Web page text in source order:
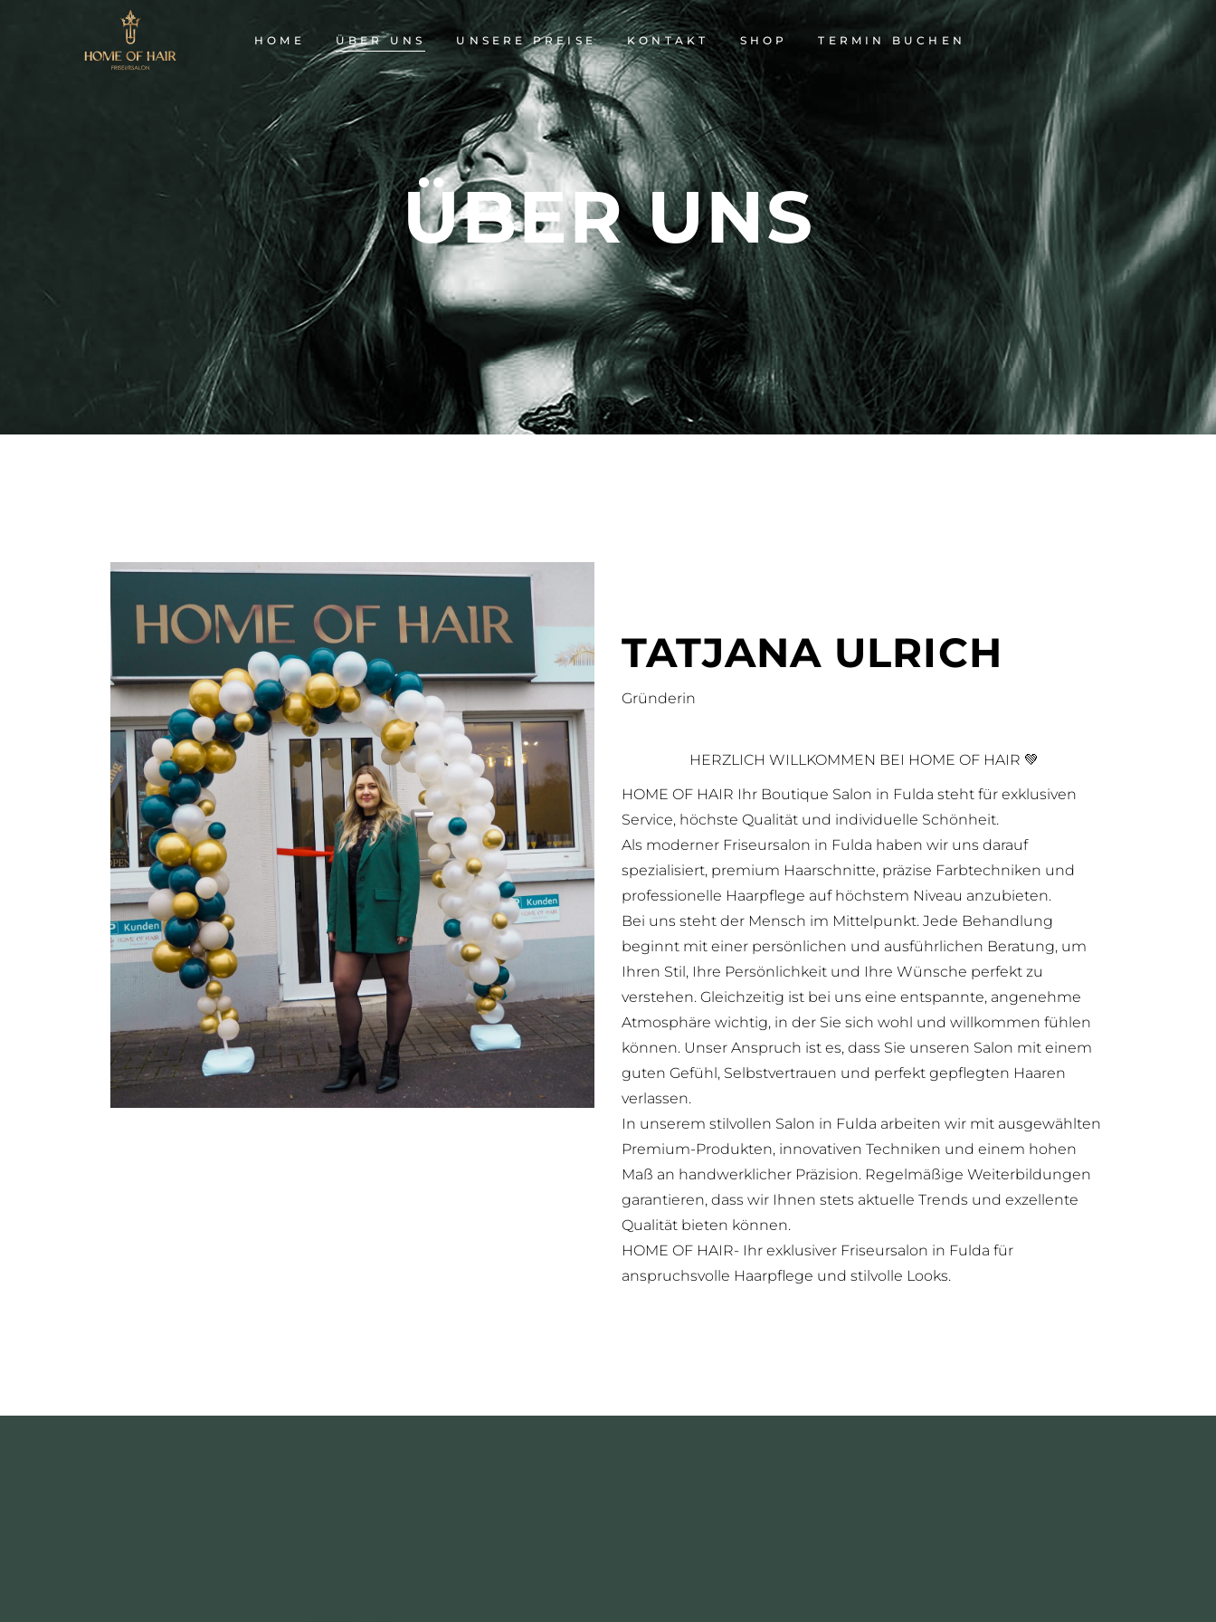
HOME ÜBER UNS UNSERE PREISE KONTAKT SHOP TERMIN BUCHEN
ÜBER UNS
TATJANA ULRICH
Gründerin
HERZLICH WILLKOMMEN BEI HOME OF HAIR 💚
HOME OF HAIR Ihr Boutique Salon in Fulda steht für exklusiven
Service, höchste Qualität und individuelle Schönheit.
Als moderner Friseursalon in Fulda haben wir uns darauf
spezialisiert, premium Haarschnitte, präzise Farbtechniken und
professionelle Haarpflege auf höchstem Niveau anzubieten.
Bei uns steht der Mensch im Mittelpunkt. Jede Behandlung
beginnt mit einer persönlichen und ausführlichen Beratung, um
Ihren Stil, Ihre Persönlichkeit und Ihre Wünsche perfekt zu
verstehen. Gleichzeitig ist bei uns eine entspannte, angenehme
Atmosphäre wichtig, in der Sie sich wohl und willkommen fühlen
können. Unser Anspruch ist es, dass Sie unseren Salon mit einem
guten Gefühl, Selbstvertrauen und perfekt gepflegten Haaren
verlassen.
In unserem stilvollen Salon in Fulda arbeiten wir mit ausgewählten
Premium-Produkten, innovativen Techniken und einem hohen
Maß an handwerklicher Präzision. Regelmäßige Weiterbildungen
garantieren, dass wir Ihnen stets aktuelle Trends und exzellente
Qualität bieten können.
HOME OF HAIR- Ihr exklusiver Friseursalon in Fulda für
anspruchsvolle Haarpflege und stilvolle Looks.